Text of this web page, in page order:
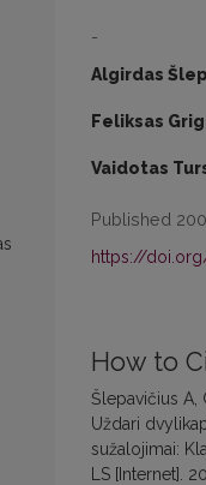
-
Algirdas
Feliksas
Vaidotas
Published
https://
How to
Šlepavičius A,
Uždari
sužalojimai:
LS [Internet].